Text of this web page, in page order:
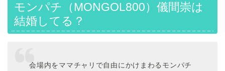
モンパチ（MONGOL800）儀間崇は
結婚してる？
会場内をママチャリで自由にかけまわるモンパチ